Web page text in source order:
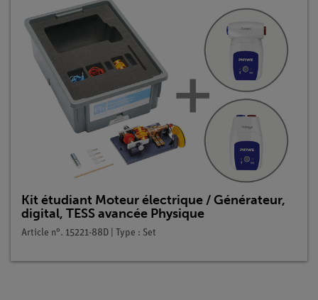
Kit étudiant Moteur électrique / Générateur,
digital, TESS avancée Physique
Article n°. 15221-88D | Type : Set